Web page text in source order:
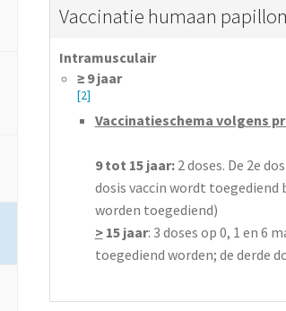
Vaccinatie humaan
Intramusculair
≥ 9 jaar
[2]
Vaccinatieschema volgens
9 tot 15 jaar:2 doses. De 2e
dosis vaccin wordt toegediend
worden toegediend)
>15 jaar: 3 doses op 0, 1 en 6
toegediend worden; de derde